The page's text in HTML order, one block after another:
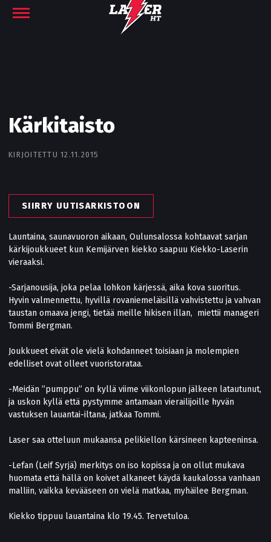
Kärkitaisto
KIRJOITETTU 12.11.2015
SIIRRY UUTISARKISTOON
Launtaina, saunavuoron aikaan, Oulunsalossa kohtaavat sarjan
kärkijoukkueet kun Kemijärven kiekko saapuu Kiekko-Laserin
vieraaksi.
-Sarjanousija, joka pelaa lohkon kärjessä, aika kova suoritus.
Hyvin valmennettu, hyvillä rovaniemeläisillä vahvistettu ja vahvan
taustan omaava jengi, tietää meille hikisen illan, miettii manageri
Tommi Bergman.
Joukkueet eivät ole vielä kohdanneet toisiaan ja molempien
edelliset ovat olleet vuoristorataa.
-Meidän ”pumppu” on kyllä viime viikonlopun jälkeen latautunut,
ja uskon kyllä että pystymme antamaan vierailijoille hyvän
vastuksen lauantai-iltana, jatkaa Tommi.
Laser saa otteluun mukaansa pelikiellon kärsineen kapteeninsa.
-Lefan (Leif Syrjä) merkitys on iso kopissa ja on ollut mukava
huomata että hällä on koivet alkaneet käydä kaukalossa vanhaan
malliin, vaikka kevääseen on vielä matkaa, myhäilee Bergman.
Kiekko tippuu lauantaina klo 19.45. Tervetuloa.